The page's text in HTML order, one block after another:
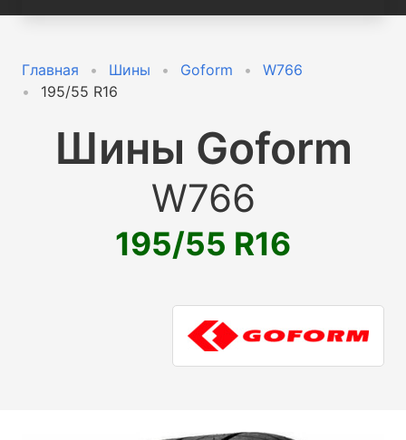
Главная Шины Goform
W766
195/55 R16
Шины Goform
W766
195/55 R16